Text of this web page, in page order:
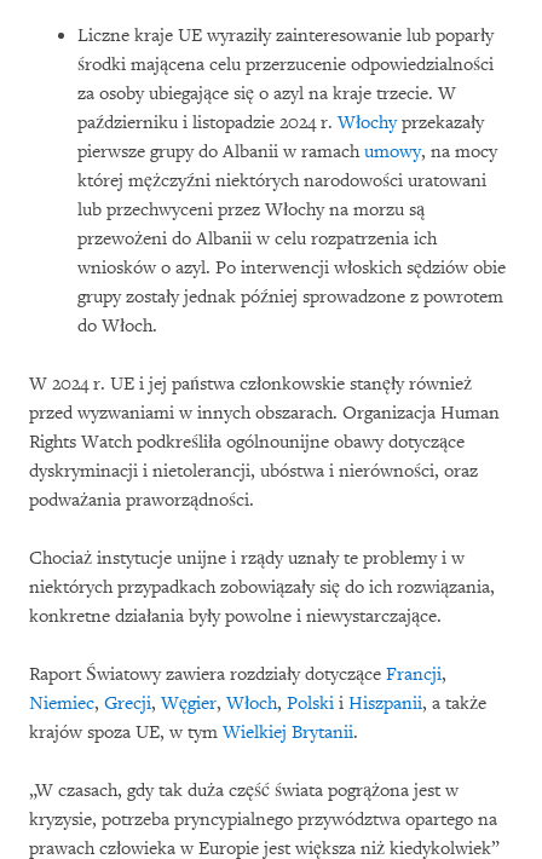
Liczne kraje UE wyraziły zainteresowanie lub poparły
środki mającena celu przerzucenie odpowiedzialności
za osoby ubiegające się o azyl na kraje trzecie. W
październiku i listopadzie 2024 r.Włochyprzekazały
pierwsze grupy do Albanii w ramachumowy, na mocy
której mężczyźni niektórych narodowości uratowani
lub przechwyceni przez Włochy na morzu są
przewożeni do Albanii w celu rozpatrzenia ich
wniosków o azyl. Po interwencji włoskich sędziów obie
grupy zostały jednak później sprowadzone z powrotem
do Włoch.
W 2024 r. UE i jej państwa członkowskie stanęły również
przed wyzwaniami w innych obszarach. Organizacja Human
Rights Watch podkreśliła ogólnounijne obawy dotyczące
dyskryminacji i nietolerancji, ubóstwa i nierówności, oraz
podważania praworządności.
Chociaż instytucje unijne i rządy uznały te problemy i w
niektórych przypadkach zobowiązały się do ich rozwiązania,
konkretne działania były powolne i niewystarczające.
Raport Światowy zawiera rozdziały dotyczące Francji,
Niemiec, Grecji,Węgier,Włoch, Polski i Hiszpanii, a także
krajów spoza UE, w tymWielkiej Brytanii.
„W czasach, gdy tak duża część świata pogrążona jest w
kryzysie, potrzeba pryncypialnego przywództwa opartego na
prawach człowieka w Europie jest większa niż kiedykolwiek”